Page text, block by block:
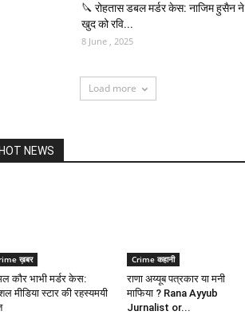
🔪 रोहतास डबल मर्डर केस: नाजिम हुसैन ने
खुद को रवि...
8 June , 2025
Load more
HOT NEWS
ख़बर
कौर भाभी मर्डर केस:
मीडिया स्टार की रहस्यमयी
Crime कहानी
राणा अय्यूब पत्रकार या मनी
माफिया ? Rana Ayyub
Jurnalist or...